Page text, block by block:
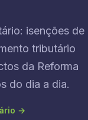
isenções de
tributário
da Reforma
do dia a dia.
→